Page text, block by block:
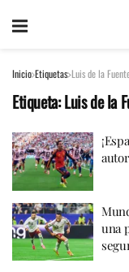
Inicio Etiquetas Luis de la
Etiqueta:Luis de la
una